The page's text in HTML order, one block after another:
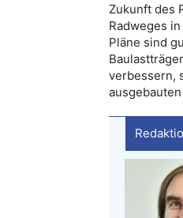
Zukunft des
Radweges
Pläne sind
verbessern,